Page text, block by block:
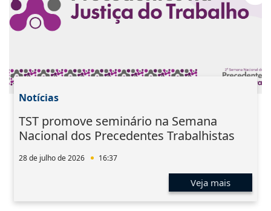
Notícias
TST promove seminário na Semana
Nacional dos Precedentes Trabalhistas
28 de julho de 2026 16:37
Veja mais